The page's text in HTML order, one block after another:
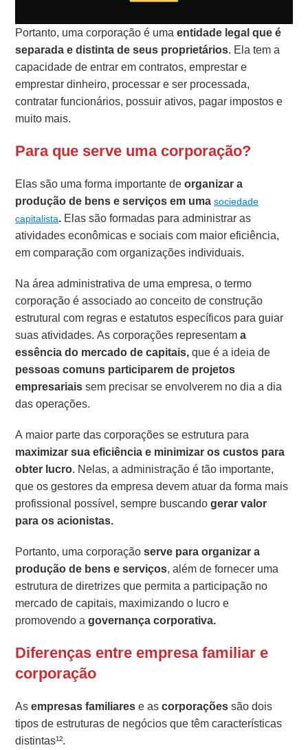
Portanto, uma corporação é umaentidade legal que é
separada e distinta de seus proprietários. Ela tem a
capacidade de entrar em contratos, emprestar e
emprestar dinheiro, processar e ser processada,
contratar funcionários, possuir ativos, pagar impostos e
muito mais.
Para que serve uma corporação?
Elas são uma forma importante deorganizar a
produção de bens e serviços em umasociedade
capitalista. Elas são formadas para administrar as
atividades econômicas e sociais com maior eficiência,
em comparação com organizações individuais.
Na área administrativa de uma empresa, o termo
corporação é associado ao conceito de construção
estrutural com regras e estatutos específicos para guiar
suas atividades. As corporações representama
essência do mercado de capitais,que é a ideia de
pessoas comuns participarem de projetos
empresariaissem precisar se envolverem no dia a dia
das operações.
A maior parte das corporações se estrutura para
maximizar sua eficiência e minimizar os custos para
obter lucro. Nelas, a administração é tão importante,
que os gestores da empresa devem atuar da forma mais
profissional possível, sempre buscandogerar valor
para os acionistas.
Portanto, uma corporaçãoserve para organizar a
produção de bens e serviços, além de fornecer uma
estrutura de diretrizes que permita a participação no
mercado de capitais, maximizando o lucro e
promovendo agovernança corporativa.
Diferenças entre empresa familiar e
corporação
Asempresas familiarese ascorporaçõessão dois
tipos de estruturas de negócios que têm características
distintas¹².